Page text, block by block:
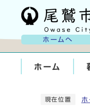
ホームへ
ホーム
現在位置 ホ